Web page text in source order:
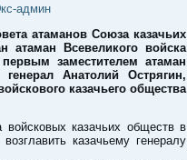
админ
атаманов Союза казачьих
атаман Всевеликого войска
заместителем атаман
генерал Анатолий Острягин,
казачьего общества
казачьих обществ в
казачьему генералу